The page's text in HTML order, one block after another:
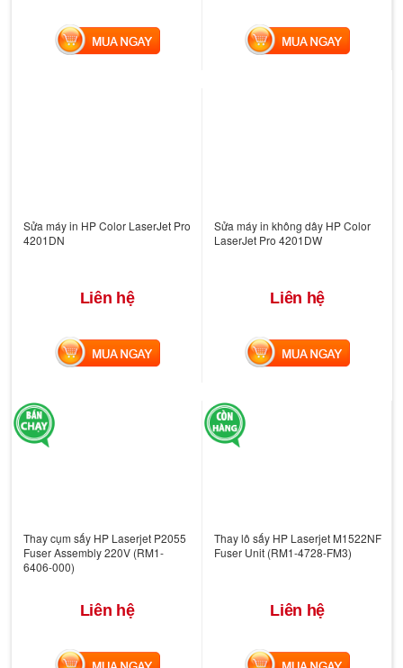
MUA NGAY MUA NGAY
Sửa máy in HP Color LaserJet Pro
4201DN
Liên hệ
MUA NGAY
Sửa máy in không dây HP Color
LaserJet Pro 4201DW
Liên hệ
MUA NGAY
Thay cụm sấy HP Laserjet P2055
Fuser Assembly 220V (RM1-
6406-000)
Liên hệ
MUA NGAY
Thay lô sấy HP Laserjet M1522NF
Fuser Unit (RM1-4728-FM3)
Liên hệ
MUA NGAY